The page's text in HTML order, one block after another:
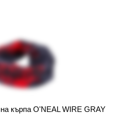
кърпа O'NEAL WIRE GRAY